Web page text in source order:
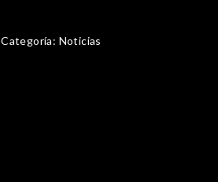
Categoría: Noticias